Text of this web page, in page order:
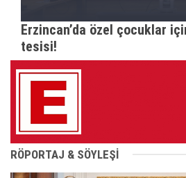
Erzincan’da özel çocuklar
tesisi!
RÖPORTAJ & SÖYLEŞİ